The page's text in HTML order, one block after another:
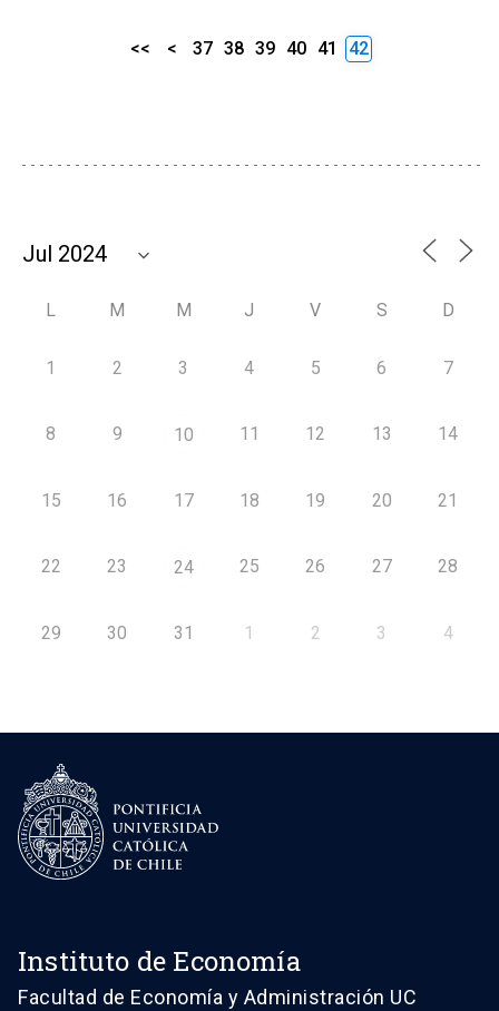
<< < 37 38 39 40 41 42
L M M J V S D
1 2 3 4 5 6 7
8 9 10 11 12 13 14
15 16 17 18 19 20 21
22 23 24 25 26 27 28
29 30 31 1 2 3 4
Instituto de Economía
Facultad de Economía y Administración UC